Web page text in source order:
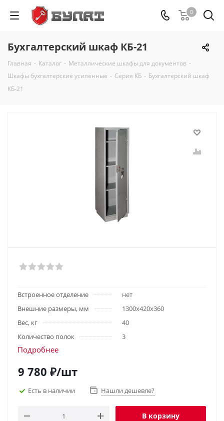
0
Бухгалтерский шкаф КБ-21
Главная - Каталог - Металлические шкафы для документов -
Шкафы бухгалтерские усиленные - Серия КБ - Бухгалтерский шкаф
КБ-21
Встроенное отделение
нет
Внешние размеры, мм
1300х420х360
Вес, кг
40
Количество полок
3
Подробнее
9 780 ₽/шт
Есть в наличии Нашли дешевле?
В корзину